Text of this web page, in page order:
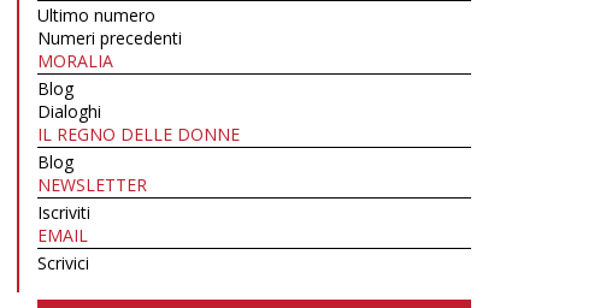
Ultimo numero
Numeri precedenti
MORALIA
Blog
Dialoghi
IL REGNO DELLE DONNE
Blog
NEWSLETTER
Iscriviti
EMAIL
Scrivici